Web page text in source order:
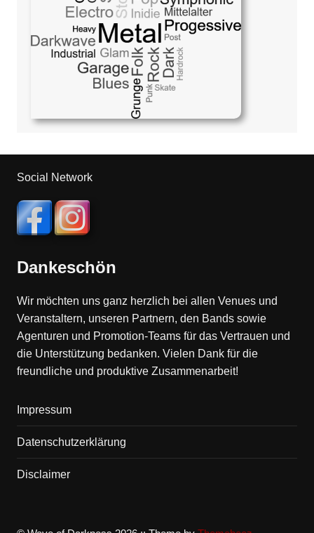
Social Network
Dankeschön
Wir möchten uns ganz herzlich bei allen Venues und
Veranstaltern, unseren Partnern, den Bands sowie
Agenturen und Promotion-Teams für das Vertrauen und
die Unterstützung bedanken. Vielen Dank für die
freundliche und produktive Zusammenarbeit!
Impressum
Datenschutzerklärung
Disclaimer